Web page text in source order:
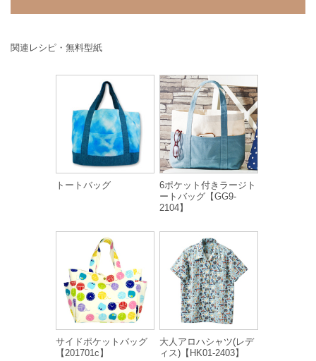
関連レシピ・無料型紙
トートバッグ
6ポケット付きラージト
ートバッグ【GG9-
2104】
サイドポケットバッグ
【201701c】
大人アロハシャツ(レデ
ィス)【HK01-2403】